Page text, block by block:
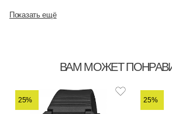
Показать ещё
ВАМ МОЖЕТ
25% 25%